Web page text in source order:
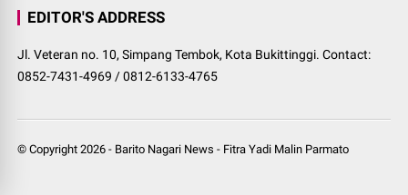
EDITOR'S ADDRESS
Jl. Veteran no. 10, Simpang Tembok, Kota Bukittinggi. Contact:
0852-7431-4969 / 0812-6133-4765
© Copyright2026 - Barito Nagari News - Fitra Yadi Malin Parmato